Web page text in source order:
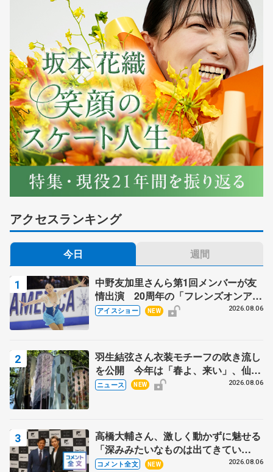
アクセスランキング
今日 週間
中野友加里さんら第1回メンバーが友
情出演 20周年の「フレンズオンアイ
ス」 宮本賢二さん、有川梨絵さん、
アイスショー NEW 2026.08.06
羽生結弦さん衣装モチーフの吹き流し
を公開 今年は「春よ、来い」、仙台
の瑞鳳殿
ニュース NEW 2026.08.06
高橋大輔さん、激しく動かずに魅せる
「深みみたいなものは出てきてい
る？」 〝兄さん〟と慕うレジェンド
コメント全文 NEW 2026.08.06